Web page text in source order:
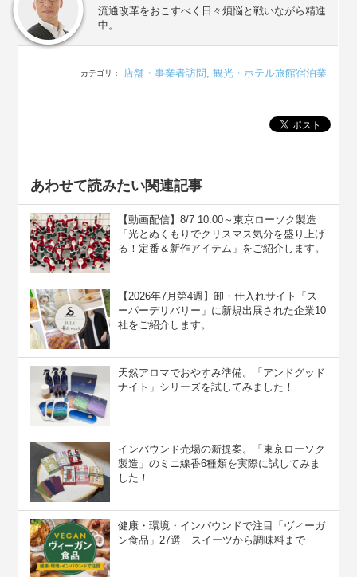
流通改革をおこすべく日々煩悩と戦いながら精進
中。
カテゴリ： 店舗・事業者訪問 , 観光・ホテル旅館宿泊業
あわせて読みたい関連記事
【動画配信】8/7 10:00～東京ローソク製造
「光とぬくもりでクリスマス気分を盛り上げ
る！定番＆新作アイテム」をご紹介します。
【2026年7月第4週】卸・仕入れサイト「ス
ーパーデリバリー」に新規出展された企業10
社をご紹介します。
天然アロマでおやすみ準備。「アンドグッド
ナイト」シリーズを試してみました！
インバウンド売場の新提案。「東京ローソク
製造」のミニ線香6種類を実際に試してみま
した！
健康・環境・インバウンドで注目「ヴィーガ
ン食品」27選｜スイーツから調味料まで